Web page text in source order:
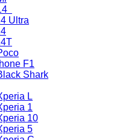
Ultra
F1
Shark
L
1
10
5